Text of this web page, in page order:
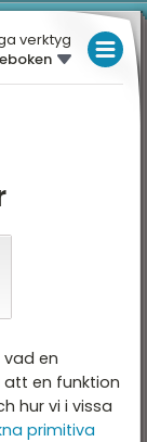
verktyg
en
att en funktion
hur vi i vissa
primitiva
VERKTYG
LÄTT SV